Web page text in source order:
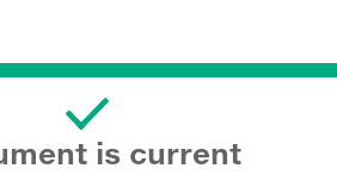
is current